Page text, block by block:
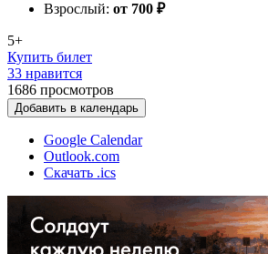
Взрослый: от 700 ₽
5+
Купить билет
33 нравится
1686 просмотров
Добавить в календарь
Google Calendar
Outlook.com
Скачать .ics